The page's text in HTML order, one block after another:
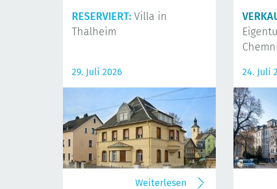
RESERVIERT: Villa in
Thalheim
29. Juli 2026
Weiterlesen
24. Juli